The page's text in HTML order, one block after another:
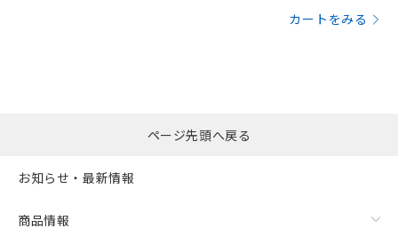
カートをみる
ページ先頭へ戻る
お知らせ・最新情報
商品情報